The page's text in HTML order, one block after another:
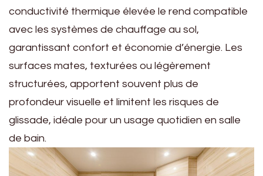
conductivité thermique élevée le rend compatible
avec les systèmes de chauffage au sol,
garantissant confort et économie d’énergie. Les
surfaces mates, texturées ou légèrement
structurées, apportent souvent plus de
profondeur visuelle et limitent les risques de
glissade, idéale pour un usage quotidien en salle
de bain.